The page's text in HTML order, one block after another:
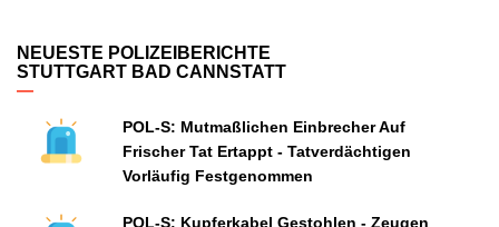
NEUESTE POLIZEIBERICHTE
STUTTGART BAD CANNSTATT
POL-S: Mutmaßlichen Einbrecher Auf
Frischer Tat Ertappt - Tatverdächtigen
Vorläufig Festgenommen
POL-S: Kupferkabel Gestohlen - Zeugen